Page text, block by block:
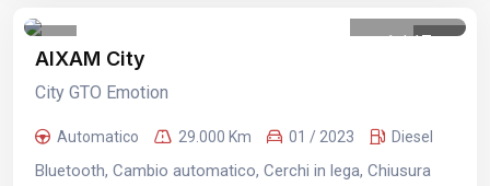
1 /17
AIXAM City
City GTO Emotion
Automatico 29.000 Km 01 / 2023 Diesel
Bluetooth, Cambio automatico, Cerchi in lega, Chiusura